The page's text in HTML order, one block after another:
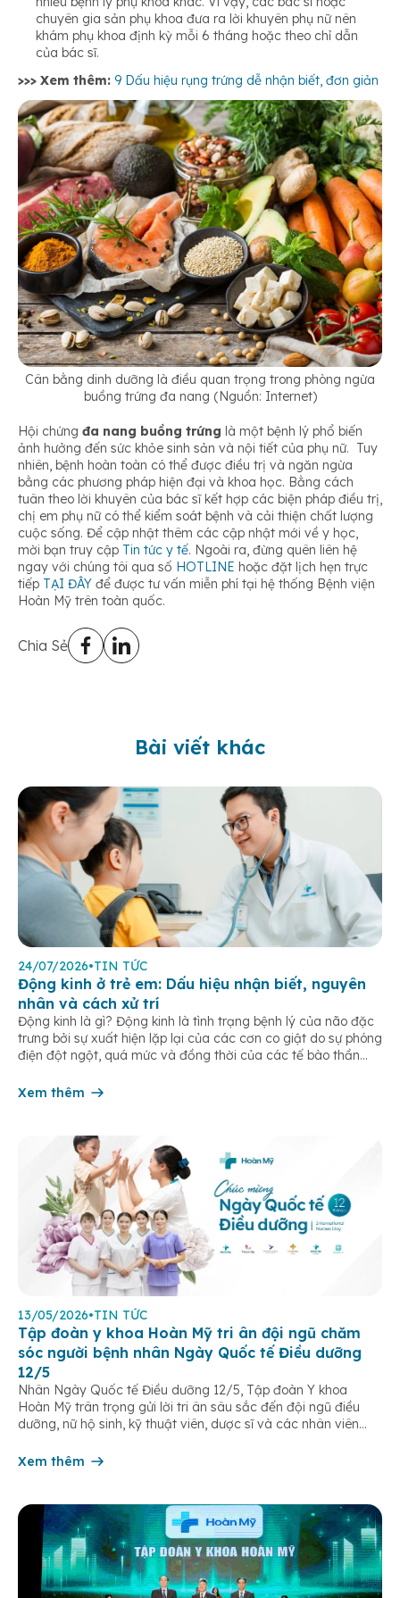
chuyên gia sản phụ khoa đưa ra lời khuyên phụ nữ nên
khám phụ khoa định kỳ mỗi 6 tháng hoặc theo chỉ dẫn
của bác sĩ.
>>> Xem thêm: 9 Dấu hiệu rụng trứng dễ nhận biết, đơn giản
Cân bằng dinh dưỡng là điều quan trọng trong phòng ngừa
buồng trứng đa nang (Nguồn: Internet)
Hội chứng đa nang buồng trứng là một bệnh lý phổ biến
ảnh hưởng đến sức khỏe sinh sản và nội tiết của phụ nữ. Tuy
nhiên, bệnh hoàn toàn có thể được điều trị và ngăn ngừa
bằng các phương pháp hiện đại và khoa học. Bằng cách
tuân theo lời khuyên của bác sĩ kết hợp các biện pháp điều trị,
chị em phụ nữ có thể kiểm soát bệnh và cải thiện chất lượng
cuộc sống. Để cập nhật thêm các cập nhật mới về y học,
mời bạn truy cập Tin tức y tế. Ngoài ra, đừng quên liên hệ
ngay với chúng tôi qua số HOTLINE hoặc đặt lịch hẹn trực
tiếp TẠI ĐÂY để được tư vấn miễn phí tại hệ thống Bệnh viện
Hoàn Mỹ trên toàn quốc.
Chia Sẻ
Bài viết khác
24/07/2026•TIN TỨC
Động kinh ở trẻ em: Dấu hiệu nhận biết, nguyên
nhân và cách xử trí
Động kinh là gì? Động kinh là tình trạng bệnh lý của não đặc
trưng bởi sự xuất hiện lặp lại của các cơn co giật do sự phóng
điện đột ngột, quá mức và đồng thời của các tế bào thần
Xem thêm
13/05/2026•TIN TỨC
Tập đoàn y khoa Hoàn Mỹ tri ân đội ngũ chăm
sóc người bệnh nhân Ngày Quốc tế Điều dưỡng
12/5
Nhân Ngày Quốc tế Điều dưỡng 12/5, Tập đoàn Y khoa
Hoàn Mỹ trân trọng gửi lời tri ân sâu sắc đến đội ngũ điều
dưỡng, nữ hộ sinh, kỹ thuật viên, dược sĩ và các nhân viên
âm thầm đồng hành trên […]
Xem thêm